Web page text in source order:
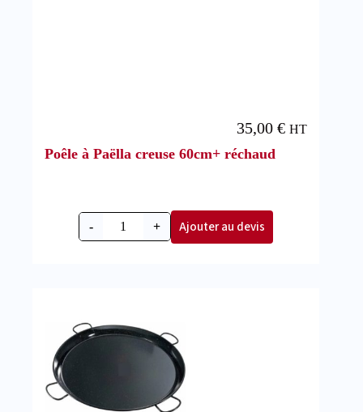
Poêle à Paëlla creuse 60cm+ réchaud
35,00€ HT
- + Ajouter au devis